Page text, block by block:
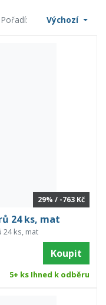
Pořadí: Výchozí
29% / -763 Kč
24 ks, mat
24 ks, mat
Koupit
5+ ks Ihned k odběru